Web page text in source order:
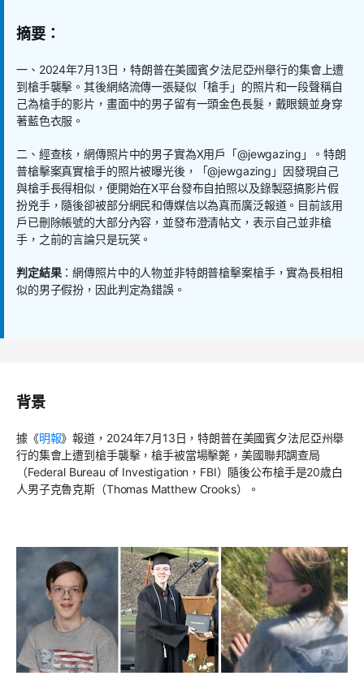
摘要：
一、 2024年7月13日，特朗普在美國賓夕法尼亞州舉行的集會上遭
到槍手襲擊。其後網絡流傳一張疑似「槍手」的照片和一段聲稱自
己為槍手的影片，畫面中的男子留有一頭金色長髮，戴眼鏡並身穿
著藍色衣服。
二、經查核，網傳照片中的男子實為X用戶「@jewgazing 」。特朗
普槍擊案真實槍手的照片被曝光後，「@jewgazing 」因發現自己
與槍手長得相似，便開始在X平台發布自拍照以及錄製惡搞影片假
扮兇手，隨後卻被部分網民和傳媒信以為真而廣泛報道。目前該用
戶已刪除帳號的大部分內容，並發布澄清帖文，表示自己並非槍
手，之前的言論只是玩笑。
判定結果：網傳照片中的人物並非特朗普槍擊案槍手，實為長相相
似的男子假扮，因此判定為錯誤。
背景
據《明報》報道， 2024年7月13日，特朗普在美國賓夕法尼亞州舉
行的集會上遭到槍手襲擊，槍手被當場擊斃，美國聯邦調查局
（Federal Bureau of Investigation ， FBI）隨後公布槍手是20歲白
人男子克魯克斯（Thomas Matthew Crooks）。